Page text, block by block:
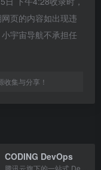
页的内容如出现违
宇宙导航不承担任
集与分享！
CODING DevOps